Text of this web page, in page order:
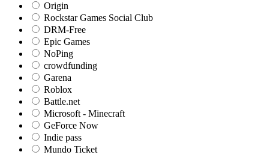
Origin
Rockstar Games Social Club
DRM-Free
Epic Games
NoPing
crowdfunding
Garena
Roblox
Battle.net
Microsoft - Minecraft
GeForce Now
Indie pass
Mundo Ticket